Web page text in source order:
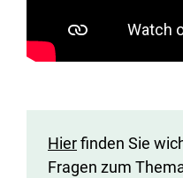
Hierfinden Sie
Fragen zum